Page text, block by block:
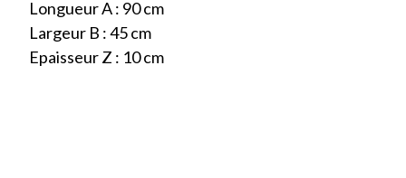
Longueur A : 90 cm
Largeur B : 45 cm
Epaisseur Z : 10 cm